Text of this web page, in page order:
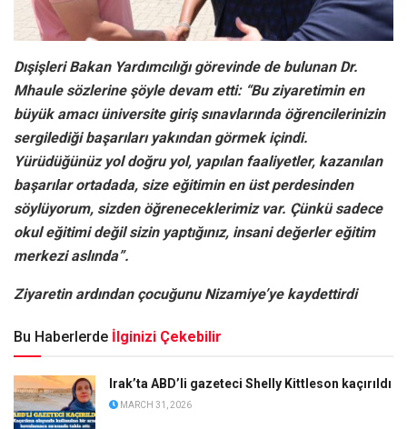
Dışişleri Bakan Yardımcılığı görevinde de bulunan Dr.
Mhaule sözlerine şöyle devam etti: “Bu ziyaretimin en
büyük amacı üniversite giriş sınavlarında öğrencilerinizin
sergilediği başarıları yakından görmek içindi.
Yürüdüğünüz yol doğru yol, yapılan faaliyetler, kazanılan
başarılar ortadada, size eğitimin en üst perdesinden
söylüyorum, sizden öğreneceklerimiz var. Çünkü sadece
okul eğitimi değil sizin yaptığınız, insani değerler eğitim
merkezi aslında”.
Ziyaretin ardından çocuğunu Nizamiye’ye kaydettirdi
Bu Haberlerde İlginizi Çekebilir
Irak’ta ABD’li gazeteci Shelly Kittleson kaçırıldı
MARCH 31, 2026